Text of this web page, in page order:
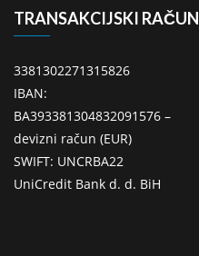
TRANSAKCIJSKI RAČUN
3381302271315826
IBAN:
BA393381304832091576 –
devizni račun (EUR)
SWIFT: UNCRBA22
UniCredit Bank d. d. BiH